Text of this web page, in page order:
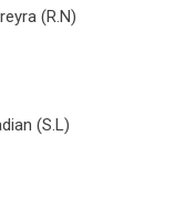
(R.N)
(S.L)